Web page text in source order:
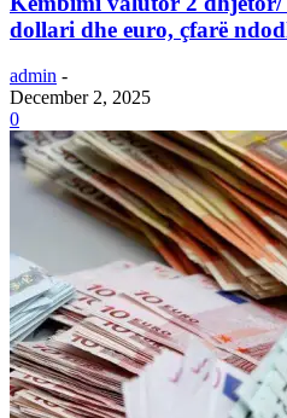
dollari dhe euro, çfarë
admin -
December 2, 2025
0